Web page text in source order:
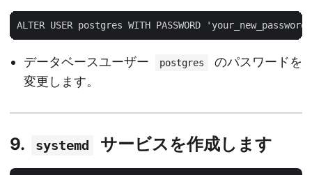
データベースユーザー postgres
のパスワードを
変更します。
9. systemd サービスを作成します